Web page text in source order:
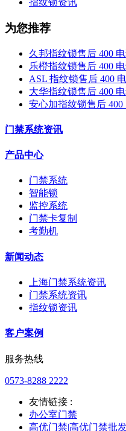
指纹锁资讯
为您推荐
久邦指纹锁售后 400
乐橙指纹锁售后 400
ASL 指纹锁售后 400
大华指纹锁售后 400
安心加指纹锁售后
门禁系统资讯
产品中心
门禁系统
智能锁
监控系统
门禁卡复制
考勤机
新闻动态
上海门禁系统资讯
门禁系统资讯
指纹锁资讯
客户案例
服务热线
0573-8288 2222
友情链接 :
办公室门禁
高优门禁|高优门禁批